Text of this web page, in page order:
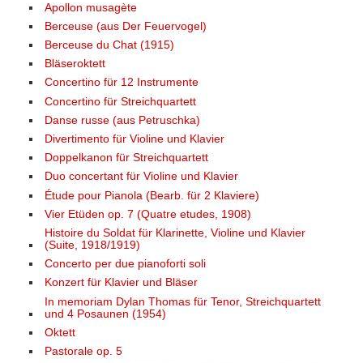
Apollon musagète
Berceuse (aus Der Feuervogel)
Berceuse du Chat (1915)
Bläseroktett
Concertino für 12 Instrumente
Concertino für Streichquartett
Danse russe (aus Petruschka)
Divertimento für Violine und Klavier
Doppelkanon für Streichquartett
Duo concertant für Violine und Klavier
Étude pour Pianola (Bearb. für 2 Klaviere)
Vier Etüden op. 7 (Quatre etudes, 1908)
Histoire du Soldat für Klarinette, Violine und Klavier
(Suite, 1918/1919)
Concerto per due pianoforti soli
Konzert für Klavier und Bläser
In memoriam Dylan Thomas für Tenor, Streichquartett
und 4 Posaunen (1954)
Oktett
Pastorale op. 5